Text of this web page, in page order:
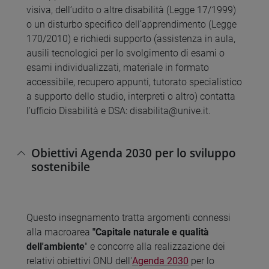
visiva, dell’udito o altre disabilità (Legge 17/1999)
o un disturbo specifico dell’apprendimento (Legge
170/2010) e richiedi supporto (assistenza in aula,
ausili tecnologici per lo svolgimento di esami o
esami individualizzati, materiale in formato
accessibile, recupero appunti, tutorato specialistico
a supporto dello studio, interpreti o altro) contatta
l’ufficio Disabilità e DSA: disabilita@unive.it.
Obiettivi Agenda 2030 per lo sviluppo
sostenibile
Questo insegnamento tratta argomenti connessi
alla macroarea "Capitale naturale e qualità
dell'ambiente" e concorre alla realizzazione dei
relativi obiettivi ONU dell'Agenda 2030 per lo